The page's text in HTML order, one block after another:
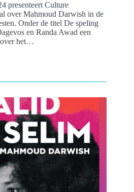
presenteert Culture
over Mahmoud Darwish in de
Onder de titel De speling
en Randa Awad een
over het…